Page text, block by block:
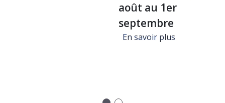
août au 1er
septembre
En savoir plus